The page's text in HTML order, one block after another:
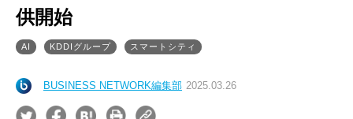
供開始
AI KDDIグループ スマートシティ
BUSINESS NETWORK編集部 2025.03.26